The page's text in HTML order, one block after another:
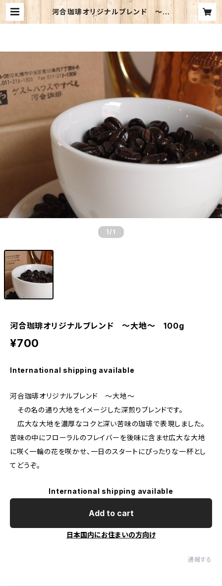
河合珈琲オリジナルブレンド 〜大
地〜 100g | KAWAI COFFEE W
1 /1
河合珈琲オリジナルブレンド 〜大地〜 100g
¥700
International shipping available
河合珈琲オリジナルブレンド 〜大地〜
その名の通り大地をイメージした深煎りブレンドです。
広大な大地を濃厚なコクと深い苦味の珈琲で表現しました。
苦味の中にフローラルのフレイバーを後味に含ませ広大な大地
に咲く一輪の花を咲かせ、一日のスタートにぴったりな一杯とし
てどうぞ。
International shipping available
Add to cart
日本国内にお住まいの方向け
通報する